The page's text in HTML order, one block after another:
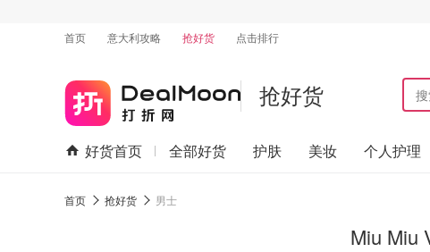
首页
意大利攻略 抢好货 点击排行
抢好货
好货首页 全部好货 护肤 美妆 个人护理
首页 抢好货 男士
Miu Miu